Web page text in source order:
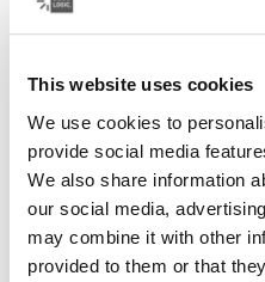
This website uses cookies
We use cookies to
provide social media
We also share information
our social media,
may combine it with other
provided to them or that
Color
Case Logic Reflect 14" Laptop
Case Logic Reflect 14"
Case Logic Reflect
Case Logic
Case Logic
CaseCase